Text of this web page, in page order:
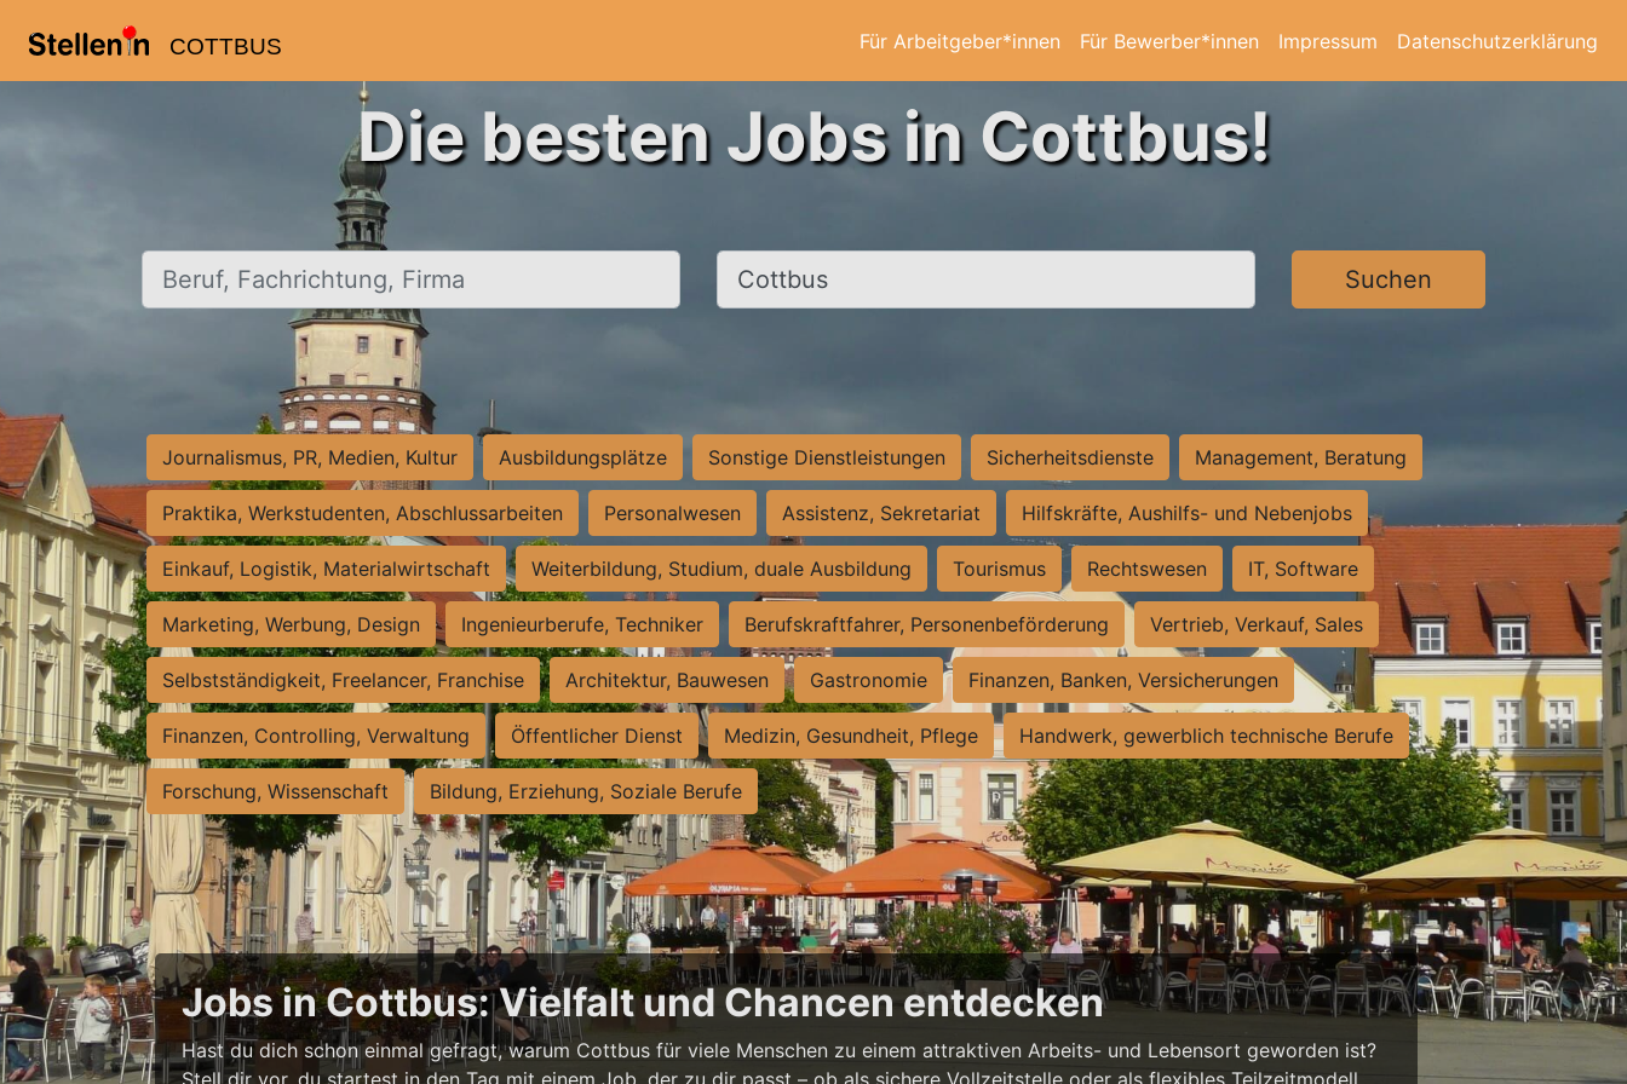
COTTBUS Für Arbeitgeber*innen Für Bewerber*innen Impressum Datenschutzerklärung
Die besten Jobs in Cottbus!
Beruf, Fachrichtung, Firma Ort, Stadt Suchen
Journalismus, PR, Medien, Kultur Ausbildungsplätze Sonstige Dienstleistungen Sicherheitsdienste Management, Beratung
Praktika, Werkstudenten, Abschlussarbeiten Personalwesen Assistenz, Sekretariat Hilfskräfte, Aushilfs- und Nebenjobs
Einkauf, Logistik, Materialwirtschaft Weiterbildung, Studium, duale Ausbildung Tourismus Rechtswesen IT, Software
Marketing, Werbung, Design Ingenieurberufe, Techniker Berufskraftfahrer, Personenbeförderung Vertrieb, Verkauf, Sales
Selbstständigkeit, Freelancer, Franchise Architektur, Bauwesen Gastronomie Finanzen, Banken, Versicherungen
Finanzen, Controlling, Verwaltung Öffentlicher Dienst Medizin, Gesundheit, Pflege Handwerk, gewerblich technische Berufe
Forschung, Wissenschaft Bildung, Erziehung, Soziale Berufe
Jobs in Cottbus: Vielfalt und Chancen entdecken
Hast du dich schon einmal gefragt, warum Cottbus für viele Menschen zu einem attraktiven Arbeits- und Lebensort geworden ist?